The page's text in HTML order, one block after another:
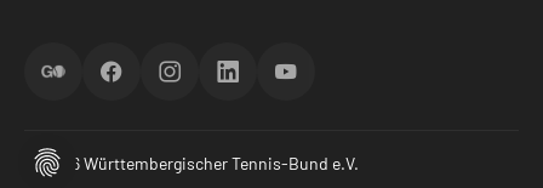
ScoreGOFacebookInstagramLinkedInYouTube
© 2026 Württembergischer Tennis-Bund e.V.